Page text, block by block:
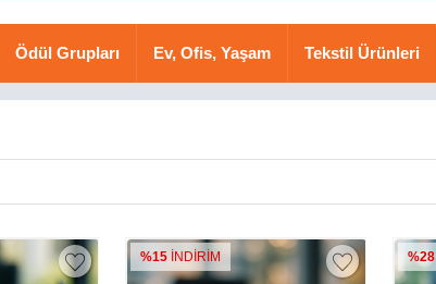
Ödül Grupları Ev, Ofis, Yaşam Tekstil Ürünleri
%15 İNDİRİM %28